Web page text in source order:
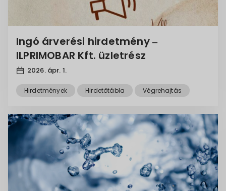
Ingó árverési hirdetmény –
ILPRIMOBAR Kft. üzletrész
2026. ápr. 1.
Hirdetmények Hirdetőtábla Végrehajtás